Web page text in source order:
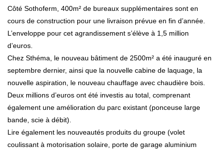
Côté Sothoferm, 400m² de bureaux supplémentaires sont en
cours de construction pour une livraison prévue en fin d’année.
L’enveloppe pour cet agrandissement s’élève à 1,5 million
d’euros.
Chez Sthéma, le nouveau bâtiment de 2500m² a été inauguré en
septembre dernier, ainsi que la nouvelle cabine de laquage, la
nouvelle aspiration, le nouveau chauffage avec chaudière bois.
Deux millions d’euros ont été investis au total, comprenant
également une amélioration du parc existant (ponceuse large
bande, scie à débit).
Lire également les nouveautés produits du groupe (volet
coulissant à motorisation solaire, porte de garage aluminium